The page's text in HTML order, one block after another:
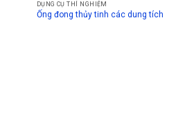
DỤNG CỤ THÍ NGHIỆM
Ống đong thủy tinh các dung tích